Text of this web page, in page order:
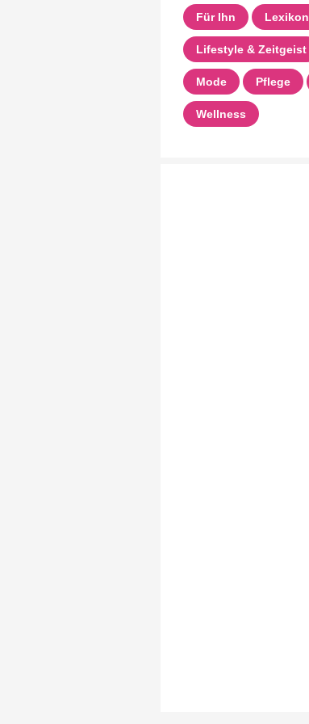
Für Ihn Lexikon
Lifestyle & Zeitgeist
Mode Pflege
Wellness